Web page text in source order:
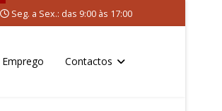
Seg. a Sex.: das 9:00 às 17:00
Emprego Contactos